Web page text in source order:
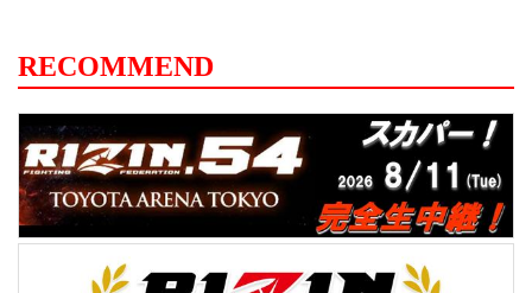
たまスーパーアリーナで開催する
『RIZIN.13』で対戦が決定した那須川天心
選手、堀口恭司選手、大雅選手、朝倉未来
選手、朝倉海選手、ミルコ・クロコップ選
手が登場。那須川天心が堀口戦への戦略と
秘策、堀口恭司が語...
RECOMMEND